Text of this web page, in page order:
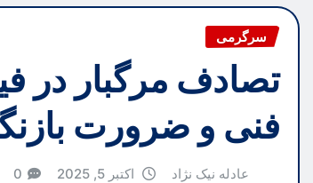
سرگرمی
تصادف مرگبار در
فنی و ضرورت
عادله نیک نژاد اکتبر 5, 2025 0